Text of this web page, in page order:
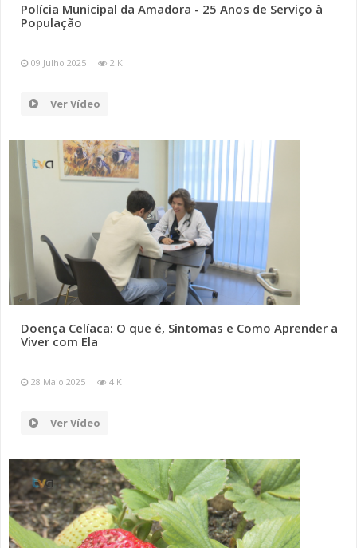
Polícia Municipal da Amadora - 25 Anos de Serviço à
População
09 Julho 2025 2 K
Ver Vídeo
Doença Celíaca: O que é, Sintomas e Como Aprender a
Viver com Ela
28 Maio 2025 4 K
Ver Vídeo